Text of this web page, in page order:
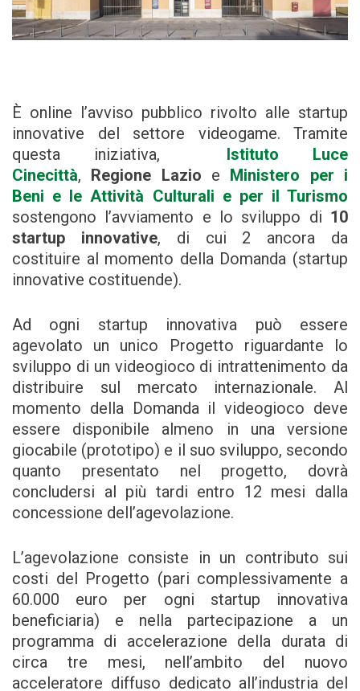
È online l’avviso pubblico rivolto alle startup
innovative del settore videogame. Tramite
questa iniziativa, Istituto Luce
Cinecittà, Regione Lazio e Ministero per i
Beni e le Attività Culturali e per il Turismo
sostengono l’avviamento e lo sviluppo di 10
startup innovative, di cui 2 ancora da
costituire al momento della Domanda (startup
innovative costituende).
Ad ogni startup innovativa può essere
agevolato un unico Progetto riguardante lo
sviluppo di un videogioco di intrattenimento da
distribuire sul mercato internazionale. Al
momento della Domanda il videogioco deve
essere disponibile almeno in una versione
giocabile (prototipo) e il suo sviluppo, secondo
quanto presentato nel progetto, dovrà
concludersi al più tardi entro 12 mesi dalla
concessione dell’agevolazione.
L’agevolazione consiste in un contributo sui
costi del Progetto (pari complessivamente a
60.000 euro per ogni startup innovativa
beneficiaria) e nella partecipazione a un
programma di accelerazione della durata di
circa tre mesi, nell’ambito del nuovo
acceleratore diffuso dedicato all’industria del